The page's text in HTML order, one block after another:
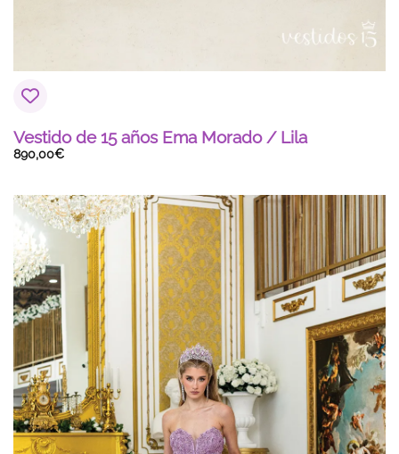
Vestido de 15 años Ema Morado / Lila
890,00€